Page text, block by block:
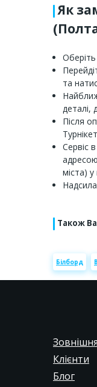
Як
та
деталі,
Після
Сервіс
міста)
Також
Білборд
Клієнти
Блог